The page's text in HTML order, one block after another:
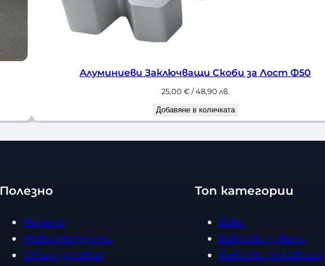
Алуминиеви Заключващи Скоби за Лост Ф50
25,00 €/ 48,90 лв.
Добавяне в количката
Полезно
Начало
Нови продукти
Общи условия
Топ категории
Бокс
Боксови чували
Боксови ръкавици